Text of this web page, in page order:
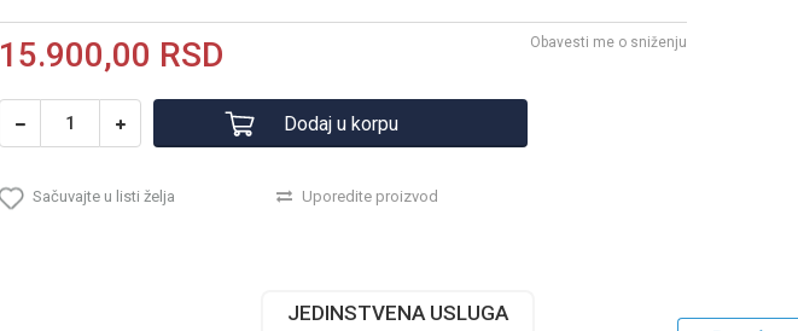
15.900,00 RSD Obavesti me o sniženju
Dodaj u korpu
Sačuvajte u listi želja Uporedite proizvod
JEDINSTVENA USLUGA